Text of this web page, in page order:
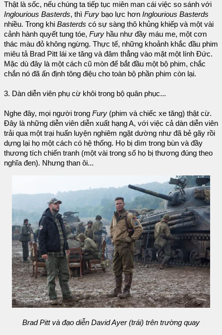
Thật là sốc, nếu chúng ta tiếp tục miên man cái việc so sánh với
Inglourious Basterds, thì Fury bạo lực hơn Inglourious Basterds
nhiều. Trong khi Basterds có sự sàng thô khủng khiếp và một vài
cảnh hành quyết tung tóe, Fury hầu như đầy máu me, một cơn
thác màu đỏ không ngừng. Thực tế, những khoảnh khắc đầu phim
miêu tả Brad Pitt lái xe tăng và đâm thẳng vào mặt một lính Đức.
Mặc dù đây là một cách cũ mòn để bắt đầu một bộ phim, chắc
chắn nó đã ấn định tông điệu cho toàn bộ phần phim còn lại.
3. Dàn diễn viên phụ cừ khôi trong bộ quân phục...
Nghe đây, mọi người trong Fury (phim và chiếc xe tăng) thật cừ.
Đây là những diễn viên diễn xuất hạng A, với việc cả dàn diễn viên
trải qua một trại huấn luyện nghiêm ngặt dường như đã bẻ gãy rồi
dựng lại họ một cách có hệ thống. Họ bị dìm trong bùn và đầy
thương tích chiến tranh (một vài trong số họ bị thương đúng theo
nghĩa đen). Nhưng than ôi...
Brad Pitt và đạo diễn David Ayer (trái) trên trường quay